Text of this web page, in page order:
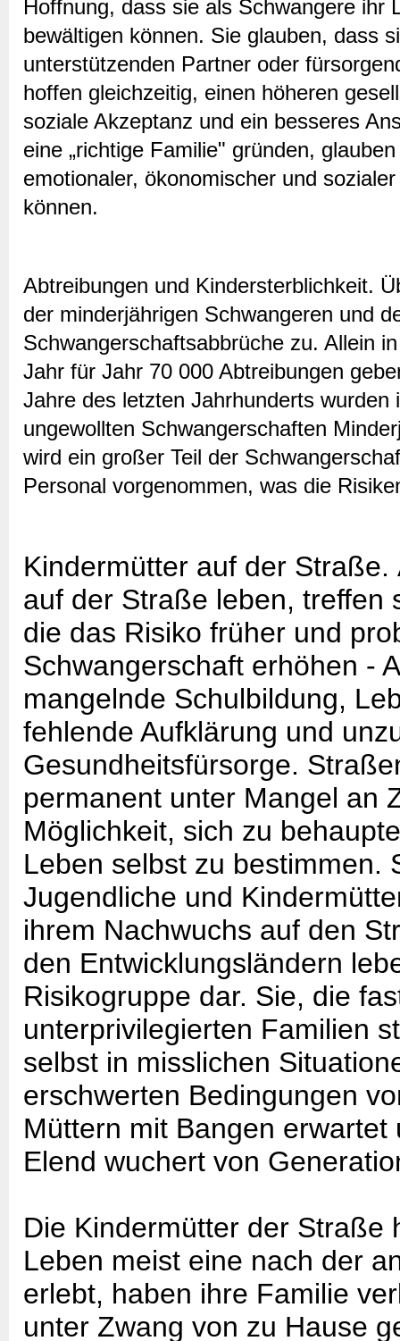
Hoffnung, dass sie als Schwangere ihr
bewältigen können. Sie glauben, dass
unterstützenden Partner oder
hoffen gleichzeitig, einen höheren
soziale Akzeptanz und ein besseres
eine „richtige Familie" gründen,
emotionaler, ökonomischer und
können.
Abtreibungen und Kindersterblichkeit.
der minderjährigen Schwangeren und
Schwangerschaftsabbrüche zu. Allein
Jahr für Jahr 70 000 Abtreibungen
Jahre des letzten Jahrhunderts
ungewollten Schwangerschaften
wird ein großer Teil der
Personal vorgenommen, was die
Kindermütter auf der
auf der Straße leben, treffen
die das Risiko früher und
Schwangerschaft erhöhen -
mangelnde Schulbildung,
fehlende Aufklärung und
Gesundheitsfürsorge.
permanent unter Mangel an
Möglichkeit, sich zu
Leben selbst zu bestimmen.
Jugendliche und
ihrem Nachwuchs auf den
den Entwicklungsländern
Risikogruppe dar. Sie, die
unterprivilegierten Familien
selbst in misslichen
erschwerten Bedingungen
Müttern mit Bangen
Elend wuchert von
Die Kindermütter der Straße
Leben meist eine nach der
erlebt, haben ihre Familie
unter Zwang von zu Hause